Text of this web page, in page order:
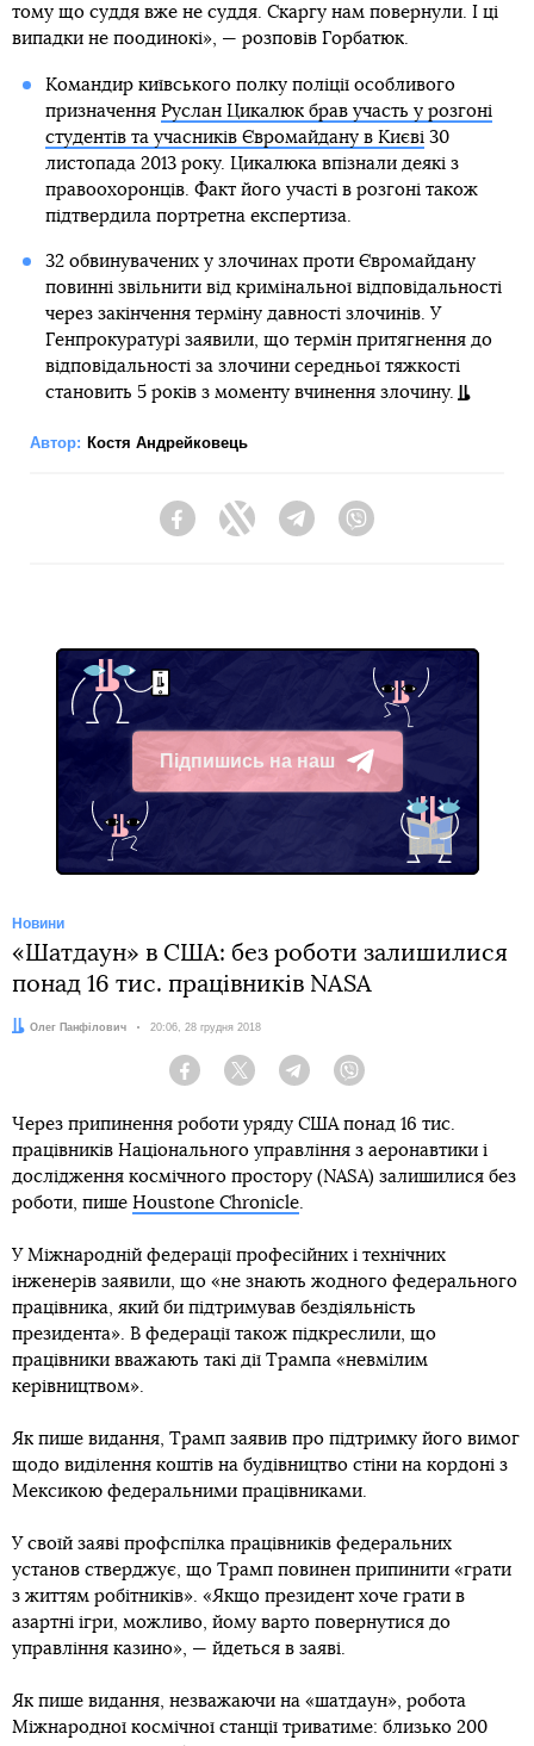
тому що суддя вже не суддя. Скаргу нам повернули. І ці
випадки не поодинокі», — розповів Горбатюк.
Командир київського полку поліції особливого
призначення Руслан Цикалюк брав участь у розгоні
студентів та учасників Євромайдану в Києві30
листопада 2013 року. Цикалюка впізнали деякі з
правоохоронців. Факт його участі в розгоні також
підтвердила портретна експертиза.
32 обвинувачених у злочинах проти Євромайдану
повинні звільнити від кримінальної відповідальності
через закінчення терміну давності злочинів. У
Генпрокуратурі заявили, що термін притягнення до
відповідальності за злочини середньої тяжкості
становить 5 років з моменту вчинення злочину.
Автор: Костя Андрейковець
FacebookTwitter Telegram
Підпишись на наш
Telegram
Новини
«Шатдаун» в США: без роботи залишилися
понад 16 тис. працівників NASA
Автор:
Олег Панфілович Дата:
20:06, 28 грудня 2018
Facebook Twitter Telegram
Через припинення роботи уряду США понад 16 тис.
працівників Національного управління з аеронавтики і
дослідження космічного простору (NASA) залишилися без
роботи, пише Houstone Chronicle.
У Міжнародній федерації професійних і технічних
інженерів заявили, що «не знають жодного федерального
працівника, який би підтримував бездіяльність
президента». В федерації також підкреслили, що
працівники вважають такі дії Трампа «невмілим
керівництвом».
Як пише видання, Трамп заявив про підтримку його вимог
щодо виділення коштів на будівництво стіни на кордоні з
Мексикою федеральними працівниками.
У своїй заяві профспілка працівників федеральних
установ стверджує, що Трамп повинен припинити «грати
з життям робітників». «Якщо президент хоче грати в
азартні ігри, можливо, йому варто повернутися до
управління казино», — йдеться в заяві.
Як пише видання, незважаючи на «шатдаун», робота
Міжнародної космічної станції триватиме: близько 200